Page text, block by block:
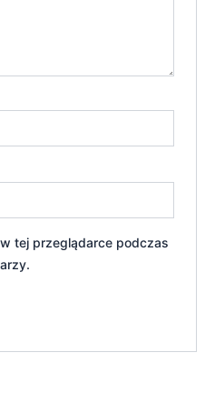
tej przeglądarce podczas